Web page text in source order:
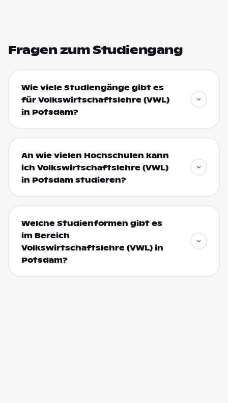
Fragen zum Studiengang
Wie viele Studiengänge gibt es
für Volkswirtschaftslehre (VWL)
in Potsdam?
An wie vielen Hochschulen kann
ich Volkswirtschaftslehre (VWL)
in Potsdam studieren?
Welche Studienformen gibt es
im Bereich
Volkswirtschaftslehre (VWL) in
Potsdam?